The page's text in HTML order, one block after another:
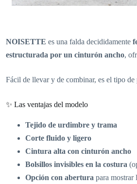
NOISETTE es una falda decididamente
estructurada por un cinturón ancho,
Fácil de llevar y de combinar, es el tipo
✨ Las ventajas del modelo
Tejido de urdimbre y trama
Corte fluido y ligero
Cintura alta con cinturón ancho
Bolsillos invisibles en la costura
Opción con abertura para